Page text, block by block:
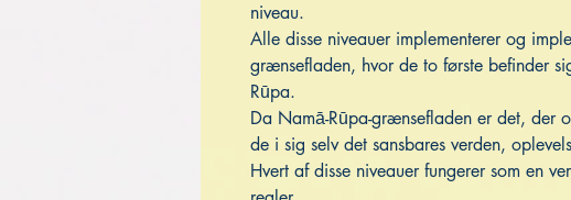
niveau.
Alle disse niveauer implementerer og
grænsefladen, hvor de to første befinder
Rūpa.
Da Namā-Rūpa-grænsefladen er det, der
de i sig selv det sansbares verden,
Hvert af disse niveauer fungerer som en